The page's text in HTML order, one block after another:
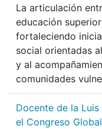
La articulación
educación
fortaleciendo
social orientadas
y al
comunidades
Docente de la
el Congreso